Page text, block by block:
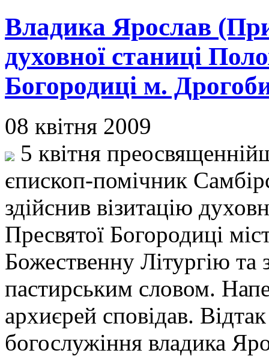
Владика Ярослав
духовної станиці
Богородиці м.
08 квітня 2009
5 квітня
єпископ-помічник
здійснив візитацію
Пресвятої Богородиці
Божественну Літургію та
пастирським словом.
архиєрей сповідав.
богослужіння владика